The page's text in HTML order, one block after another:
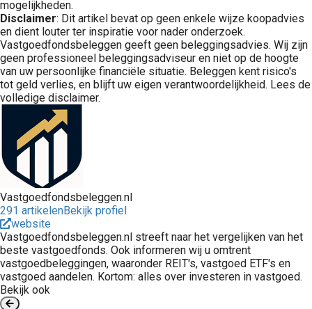
mogelijkheden.
Disclaimer: Dit artikel bevat op geen enkele wijze koopadvies
en dient louter ter inspiratie voor nader onderzoek.
Vastgoedfondsbeleggen geeft geen beleggingsadvies. Wij zijn
geen professioneel beleggingsadviseur en niet op de hoogte
van uw persoonlijke financiële situatie. Beleggen kent risico's
tot geld verlies, en blijft uw eigen verantwoordelijkheid. Lees de
volledige disclaimer.
Vastgoedfondsbeleggen.nl
291 artikelenBekijk profiel
website
Vastgoedfondsbeleggen.nl streeft naar het vergelijken van het
beste vastgoedfonds. Ook informeren wij u omtrent
vastgoedbeleggingen, waaronder REIT's, vastgoed ETF's en
vastgoed aandelen. Kortom: alles over investeren in vastgoed.
Bekijk ook